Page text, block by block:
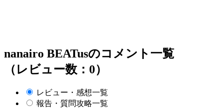
nanairo BEATusのコメント一覧
（レビュー数：0）
レビュー・感想一覧
報告・質問攻略一覧